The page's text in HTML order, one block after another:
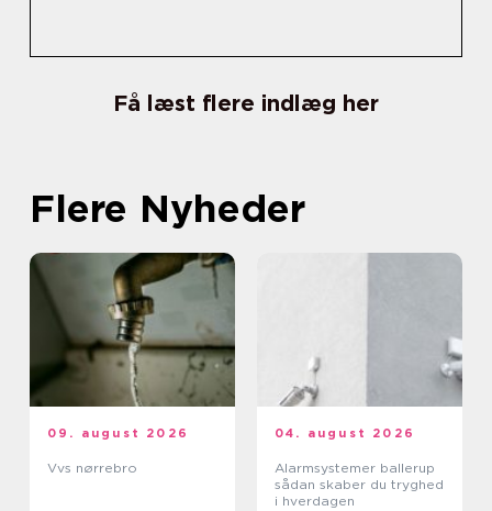
Få læst flere indlæg her
Flere Nyheder
09. august 2026
Vvs nørrebro
04. august 2026
Alarmsystemer ballerup
sådan skaber du tryghed
i hverdagen